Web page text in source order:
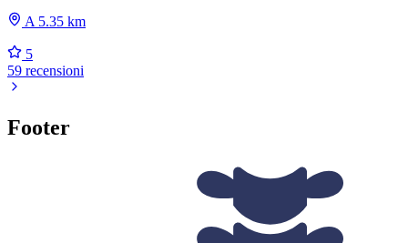
A 5.35 km
5
59 recensioni
Footer